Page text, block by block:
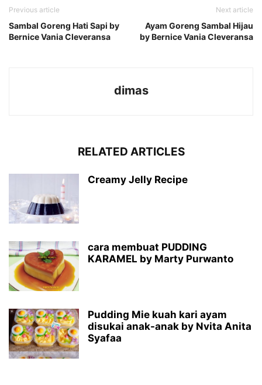
Previous article
Sambal Goreng Hati Sapi by
Bernice Vania Cleveransa
Next article
Ayam Goreng Sambal Hijau
by Bernice Vania Cleveransa
dimas
RELATED ARTICLES
Creamy Jelly Recipe
cara membuat PUDDING
KARAMEL by Marty Purwanto
Pudding Mie kuah kari ayam
disukai anak-anak by Nvita Anita
Syafaa